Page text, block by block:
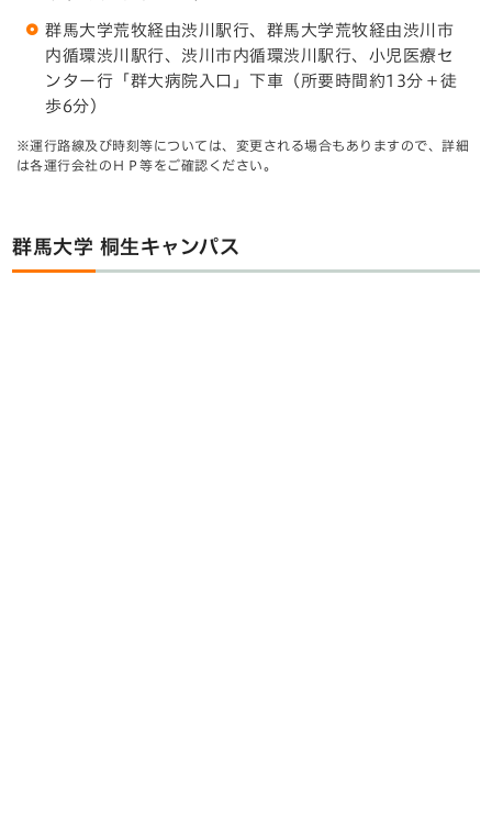
群馬大学荒牧経由渋川駅行、群馬大学荒牧経由渋川市
内循環渋川駅行、渋川市内循環渋川駅行、小児医療セ
ンター行「群大病院入口」下車（所要時間約13分＋徒
歩6分）
※運行路線及び時刻等については、変更される場合もありますので、詳細
は各運行会社のＨＰ等をご確認ください。
群馬大学 桐生キャンパス